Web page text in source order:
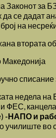
за
се дадат
на
втората
недела на
-НАПО и
училиште